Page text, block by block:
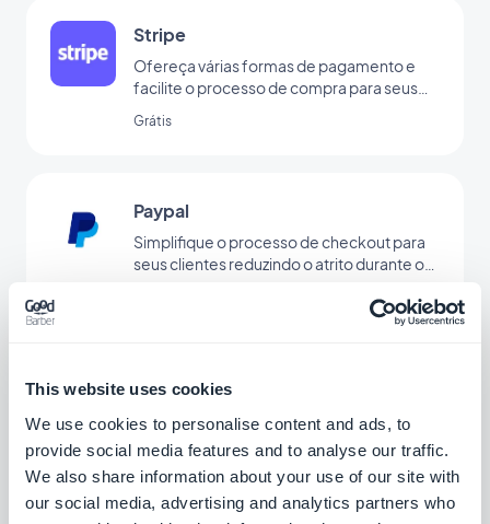
This website uses cookies
We use cookies to personalise content and ads, to
provide social media features and to analyse our traffic.
We also share information about your use of our site with
our social media, advertising and analytics partners who
Stripe
Ofereça várias formas de pagamento e
facilite o processo de compra para seus
Grátis
Paypal
Simplifique o processo de checkout para
seus clientes reduzindo o atrito durante o
Stripe Extended
Ofereça métodos de pagamento
adicionais na sua loja com o Stripe
Extended
Grátis